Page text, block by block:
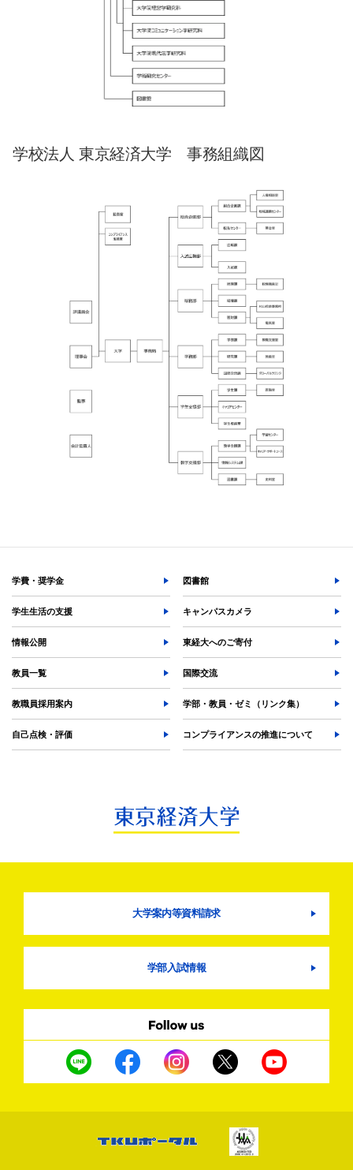
サイト内検索
検索する
よく検索されるページ
オープンキャンパス
奨学金
学校法人 東京経済大学 事務組織図
学費・奨学金 図書館
学生生活の支援 キャンパスカメラ
情報公開 東経大へのご寄付
教員一覧 国際交流
教職員採用案内 学部・教員・ゼミ（リンク集）
自己点検・評価 コンプライアンスの推進について
大学案内等資料請求
学部入試情報